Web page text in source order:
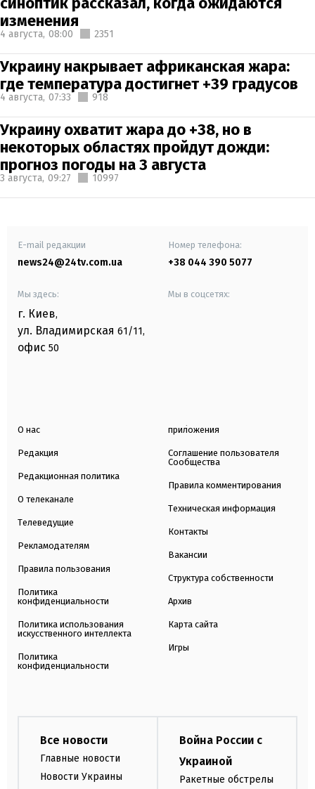
изменения
4 августа, 08:00 2351
Украину накрывает африканская жара:
где температура достигнет +39 градусов
4 августа, 07:33 918
Украину охватит жара до +38, но в
некоторых областях пройдут дожди:
прогноз погоды на 3 августа
3 августа, 09:27 10997
E-mail редакции
news24@24tv.com.ua
Номер телефона:
+38 044 390 5077
Мы здесь:
г. Киев,
ул. Владимирская 61/11,
офис 50
Мы в соцсетях:
О нас
Редакция
Редакционная политика
О телеканале
Телеведущие
Рекламодателям
Правила пользования
Политика
конфиденциальности
Политика использования
искусственного интеллекта
Политика
конфиденциальности
приложения
Соглашение пользователя
Сообщества
Правила комментирования
Техническая информация
Контакты
Вакансии
Структура собственности
Архив
Карта сайта
Игры
Все новости
Главные новости
Новости Украины
Война России с
Украиной
Ракетные обстрелы